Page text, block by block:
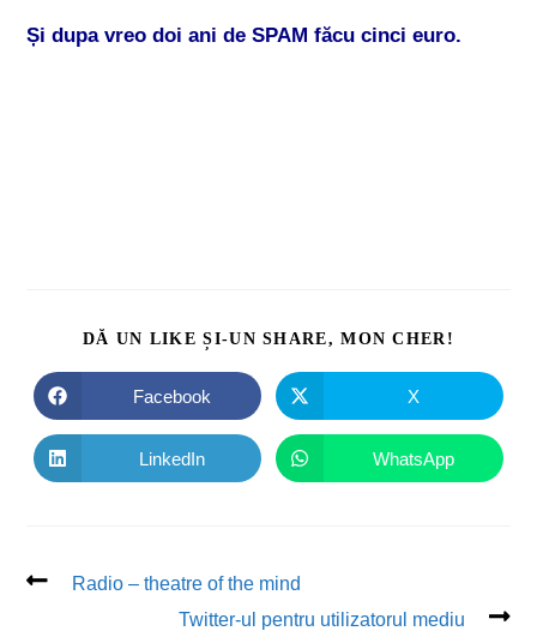
Și dupa vreo doi ani de SPAM făcu cinci euro.
DĂ UN LIKE ȘI-UN SHARE, MON CHER!
Facebook X
LinkedIn WhatsApp
Radio – theatre of the mind
Twitter-ul pentru utilizatorul mediu